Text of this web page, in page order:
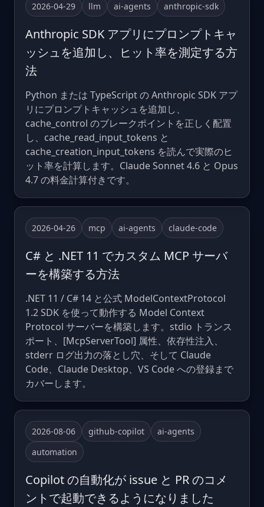
2026-04-29 llm ai-agents anthropic-sdk
Anthropic SDK アプリにプロンプトキャ
ッシュを追加し、ヒット率を測定する方
法
Python または TypeScript の Anthropic SDK アプ
リにプロンプトキャッシュを追加し、
cache_control のブレークポイントを正しく配置
し、cache_read_input_tokens と
cache_creation_input_tokens を読んで実際のヒ
ット率を計算します。Claude Sonnet 4.6 と Opus
4.7 の料金計算付きです。
2026-04-26 mcp ai-agents claude-code
C# と .NET 11 でカスタム MCP サーバ
ーを構築する方法
.NET 11 / C# 14 と公式 ModelContextProtocol
1.2 SDK を使って動作する Model Context
Protocol サーバーを構築します。stdio トランス
ポート、[McpServerTool] 属性、依存性注入、
stderr ログ出力の落とし穴、そして Claude
Code、Claude Desktop、VS Code への登録まで
カバーします。
2026-08-06 github-copilot
ai-agents
automation
Copilot の自動化が issue と PR のコメ
ントで起動できるようになりました